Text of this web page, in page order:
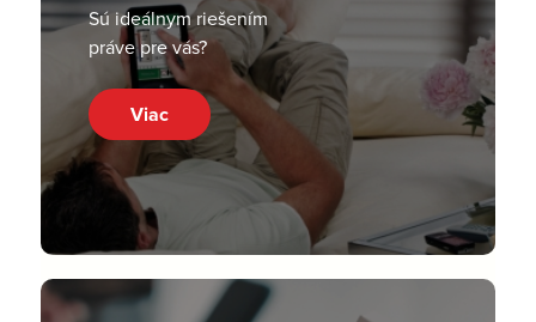
Sú ideálnym riešením
práve pre vás?
Viac